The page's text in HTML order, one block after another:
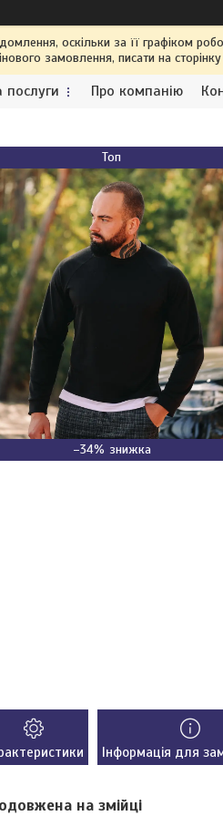
оскільки за її графіком
замовлення, писати на
послуги Про компанію
Топ
–34%
Інформація для
на змійці